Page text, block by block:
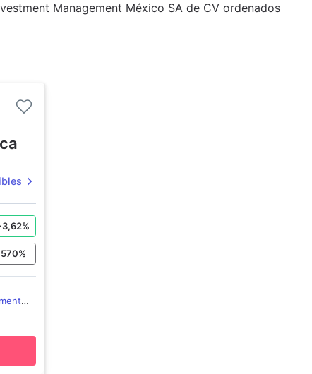
Management México SA de CV ordenados
3,62%
%